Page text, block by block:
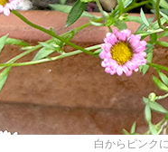
白からピンク